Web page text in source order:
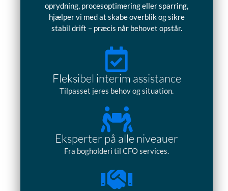
oprydning, procesoptimering eller sparring,
hjælper vi med at skabe overblik og sikre
stabil drift – præcis når behovet opstår.
Fleksibel interim assistance
Tilpasset jeres behov og situation.
Eksperter på alle niveauer
Fra bogholderi til CFO services.